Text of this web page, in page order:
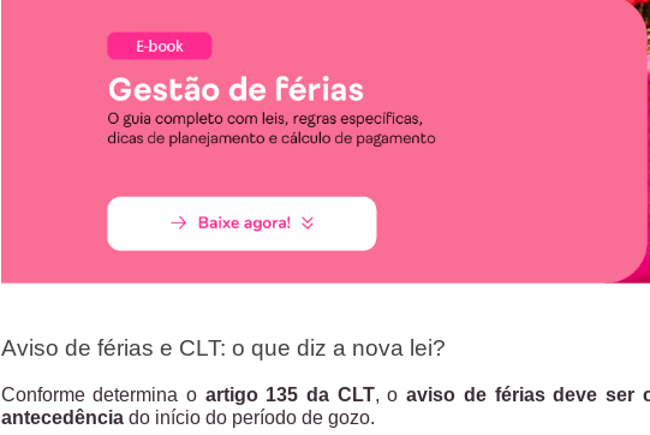
Aviso de férias e CLT: o que diz a nova lei?
Conforme determina o artigo 135 da CLT, oaviso de férias deve ser
antecedênciado início do período de gozo.